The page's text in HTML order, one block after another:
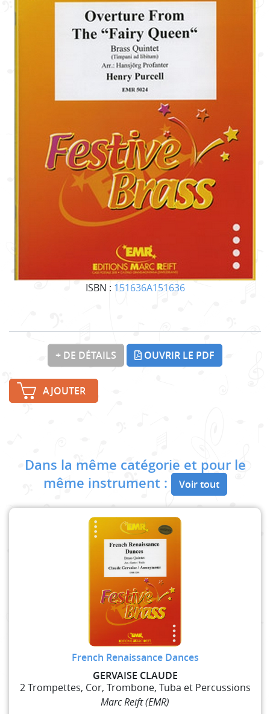
ISBN : 151636A151636
+ DE DÉTAILS OUVRIR LE PDF
AJOUTER
Dans la même catégorie et pour le
même instrument :
Voir tout
French Renaissance Dances
GERVAISE CLAUDE
2 Trompettes, Cor, Trombone, Tuba et Percussions
Marc Reift (EMR)